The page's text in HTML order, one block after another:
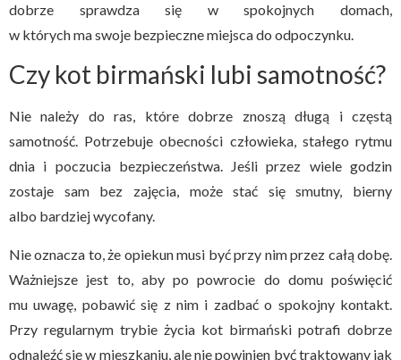
dobrze sprawdza się w spokojnych domach,
w których ma swoje bezpieczne miejsca do odpoczynku.
Czy kot birmański lubi samotność?
Nie należy do ras, które dobrze znoszą długą i częstą
samotność. Potrzebuje obecności człowieka, stałego rytmu
dnia i poczucia bezpieczeństwa. Jeśli przez wiele godzin
zostaje sam bez zajęcia, może stać się smutny, bierny
albo bardziej wycofany.
Nie oznacza to, że opiekun musi być przy nim przez całą dobę.
Ważniejsze jest to, aby po powrocie do domu poświęcić
mu uwagę, pobawić się z nim i zadbać o spokojny kontakt.
Przy regularnym trybie życia kot birmański potrafi dobrze
odnaleźć się w mieszkaniu, ale nie powinien być traktowany jak